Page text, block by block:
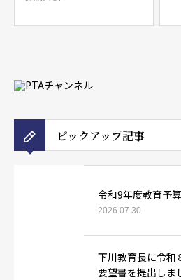
ピックアップ記事
令和9年度教育予
2026.07.30
下川教育長に令和
要望書を提出しま